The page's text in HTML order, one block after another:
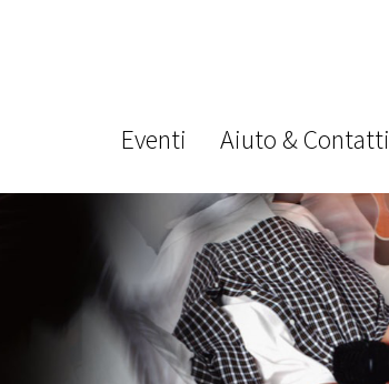
Eventi Aiuto & Contatti